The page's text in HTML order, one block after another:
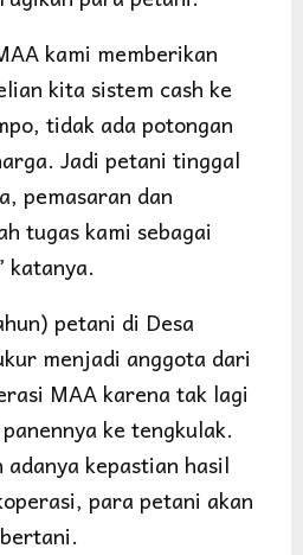
kami memberikan
kita sistem cash ke
tidak ada potongan
Jadi petani tinggal
pemasaran dan
tugas kami sebagai
katanya.
petani di Desa
menjadi anggota dari
MAA karena tak lagi
ke tengkulak.
kepastian hasil
para petani akan